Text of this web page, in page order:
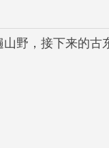
山野，接下来的古